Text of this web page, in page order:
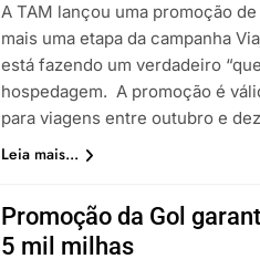
A TAM lançou uma promoção
mais uma etapa da campanha
está fazendo um verdadeiro
hospedagem. A promoção é
para viagens entre outubro e
Leia mais...
Promoção da Gol
5 mil milhas